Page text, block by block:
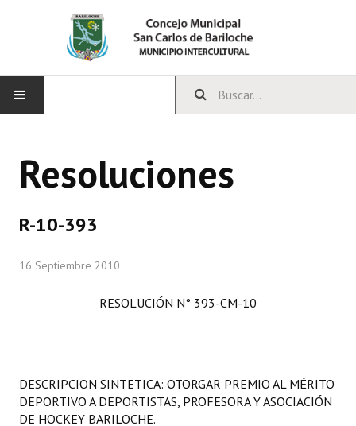
CONCEJO
Comisiones Permanentes
Comisiones Especiales
LEGISLACIÓN
Resoluciones
R-10-393
16 Septiembre 2010
RESOLUCIÓN N° 393-CM-10
DESCRIPCION SINTETICA: OTORGAR PREMIO AL MÉRITO
DEPORTIVO A DEPORTISTAS, PROFESORA Y ASOCIACIÓN
DE HOCKEY BARILOCHE.